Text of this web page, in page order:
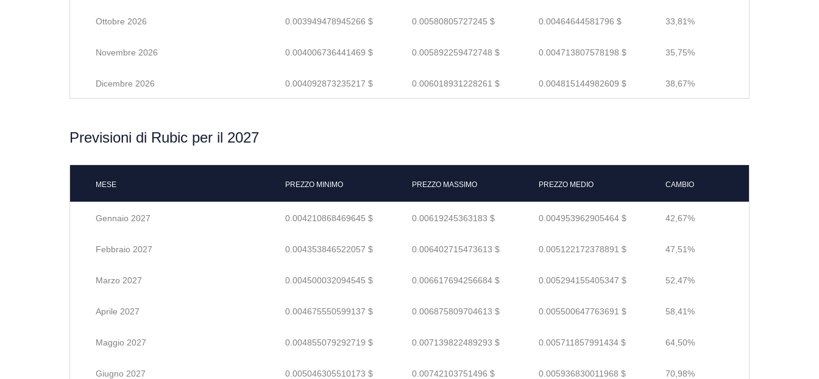
Ottobre 2026 0.003949478945266 $ 0.00580805727245 $ 0.00464644581796 $ 33,81%
Novembre 2026 0.004006736441469 $ 0.005892259472748 $ 0.004713807578198 $ 35,75%
Dicembre 2026 0.004092873235217 $ 0.006018931228261 $ 0.004815144982609 $ 38,67%
Previsioni di Rubic per il 2027
MESE PREZZO MINIMO PREZZO MASSIMO PREZZO MEDIO CAMBIO
Gennaio 2027 0.004210868469645 $ 0.00619245363183 $ 0.004953962905464 $ 42,67%
Febbraio 2027 0.004353846522057 $ 0.006402715473613 $ 0.005122172378891 $ 47,51%
Marzo 2027 0.004500032094545 $ 0.006617694256684 $ 0.005294155405347 $ 52,47%
Aprile 2027 0.004675550599137 $ 0.006875809704613 $ 0.005500647763691 $ 58,41%
Maggio 2027 0.004855079292719 $ 0.007139822489293 $ 0.005711857991434 $ 64,50%
Giugno 2027 0.005046305510173 $ 0.00742103751496 $ 0.005936830011968 $ 70,98%